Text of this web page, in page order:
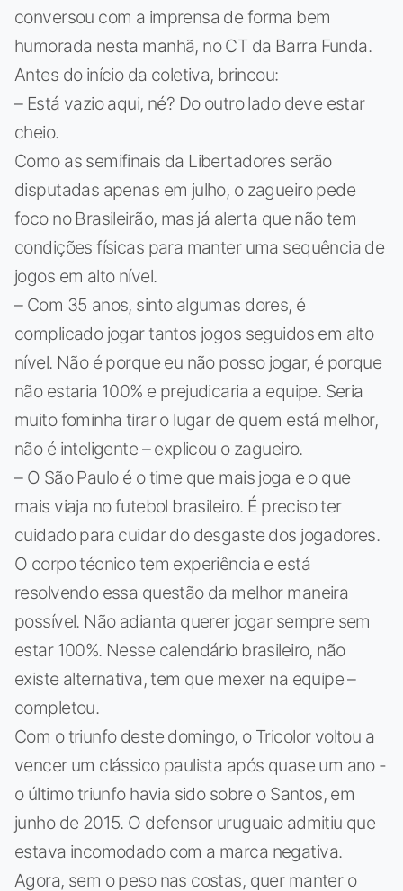
conversou com a imprensa de forma bem
humorada nesta manhã, no CT da Barra Funda.
Antes do início da coletiva, brincou:
– Está vazio aqui, né? Do outro lado deve estar
cheio.
Como as semifinais da Libertadores serão
disputadas apenas em julho, o zagueiro pede
foco no Brasileirão, mas já alerta que não tem
condições físicas para manter uma sequência de
jogos em alto nível.
– Com 35 anos, sinto algumas dores, é
complicado jogar tantos jogos seguidos em alto
nível. Não é porque eu não posso jogar, é porque
não estaria 100% e prejudicaria a equipe. Seria
muito fominha tirar o lugar de quem está melhor,
não é inteligente – explicou o zagueiro.
– O São Paulo é o time que mais joga e o que
mais viaja no futebol brasileiro. É preciso ter
cuidado para cuidar do desgaste dos jogadores.
O corpo técnico tem experiência e está
resolvendo essa questão da melhor maneira
possível. Não adianta querer jogar sempre sem
estar 100%. Nesse calendário brasileiro, não
existe alternativa, tem que mexer na equipe –
completou.
Com o triunfo deste domingo, o Tricolor voltou a
vencer um clássico paulista após quase um ano -
o último triunfo havia sido sobre o Santos, em
junho de 2015. O defensor uruguaio admitiu que
estava incomodado com a marca negativa.
Agora, sem o peso nas costas, quer manter o